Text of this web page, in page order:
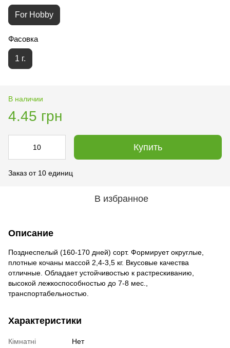
For Hobby
Фасовка
1 г.
В наличии
4.45 грн
Купить
Заказ от 10 единиц
В избранное
Описание
Позднеспелый (160-170 дней) сорт. Формирует округлые,
плотные кочаны массой 2,4-3,5 кг. Вкусовые качества
отличные. Обладает устойчивостью к растрескиванию,
высокой лежкоспособностью до 7-8 мес.,
транспортабельностью.
Характеристики
Кімнатні Нет